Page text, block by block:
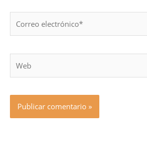
electrónico*